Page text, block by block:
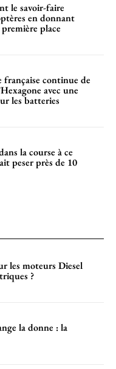
le savoir-faire
en donnant
place
française continue de
avec une
les batteries
la course à ce
peser près de 10
les moteurs Diesel
?
la donne : la